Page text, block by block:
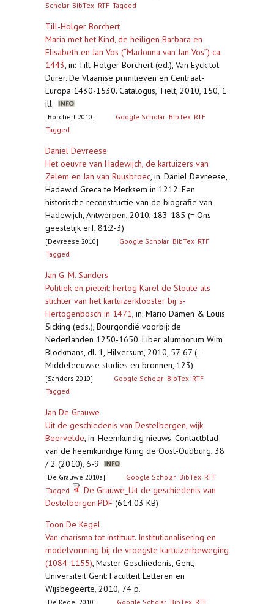
Scholar BibTex RTF Tagged
Till-Holger Borchert
Maria met het Kind, de heiligen Barbara en
Elisabeth en Jan Vos (“Madonna van Jan Vos”) ca.
1443, in: Till-Holger Borchert (ed.), Van Eyck tot
Dürer. De Vlaamse primitieven en Centraal-
Europa 1430-1530. Catalogus, Tielt, 2010, 150, 1
ill.
[Borchert 2010] Google Scholar BibTex RTF
Tagged
Daniel Devreese
Het oeuvre van Hadewijch, de kartuizers van
Zelem en Jan van Ruusbroec, in: Daniel Devreese,
Hadewid Greca te Merksem in 1212. Een
historische reconstructie van de biografie van
Hadewijch, Antwerpen, 2010, 183-185 (= Ons
geestelijk erf, 81:2-3)
[Devreese 2010] Google Scholar BibTex RTF
Tagged
Jan G. M. Sanders
Politiek en piëteit: hertog Karel de Stoute als
stichter van het kartuizerklooster bij 's-
Hertogenbosch in 1471, in: Mario Damen & Louis
Sicking (eds.), Bourgondië voorbij: de
Nederlanden 1250-1650. Liber alumnorum Wim
Blockmans, dl. 1, Hilversum, 2010, 57-67 (=
Middeleeuwse studies en bronnen, 123)
[Sanders 2010] Google Scholar BibTex RTF
Tagged
Jan De Grauwe
Uit de geschiedenis van Destelbergen, wijk
Beervelde, in: Heemkundig nieuws. Contactblad
van de heemkundige Kring de Oost-Oudburg, 38
/ 2 (2010), 6-9
[De Grauwe 2010a] Google Scholar BibTex RTF
Tagged
De Grauwe_Uit de geschiedenis van
Destelbergen.PDF (614.03 KB)
Toon De Kegel
Van charisma tot instituut. Institutionalisering en
modelvorming bij de vroegste kartuizerbeweging
(1084-1155), Master Geschiedenis, Gent,
Universiteit Gent: Faculteit Letteren en
Wijsbegeerte, 2010, 74 p.
[De Kegel 2010] Google Scholar BibTex RTF